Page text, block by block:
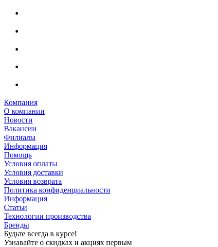
Компания
О компании
Новости
Вакансии
Филиалы
Информация
Помощь
Условия оплаты
Условия доставки
Условия возврата
Политика конфиденциальности
Информация
Статьи
Технологии производства
Бренды
Будьте всегда в курсе!
Узнавайте о скидках и акциях первым